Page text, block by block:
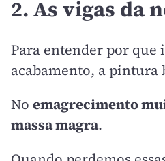
2. As vigas da
Para entender por que
acabamento, a pintura
No emagrecimento
massa magra.